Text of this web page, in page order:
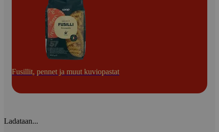
Fusillit, pennet ja muut kuviopastat
Ladataan...